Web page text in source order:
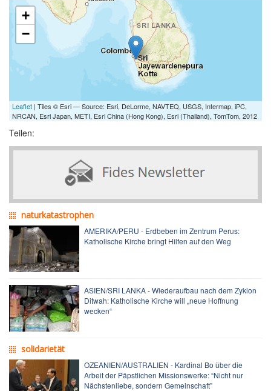
+
−
Leaflet | Tiles © Esri — Source: Esri, DeLorme, NAVTEQ, USGS, Intermap, iPC,
NRCAN, Esri Japan, METI, Esri China (Hong Kong), Esri (Thailand), TomTom, 2012
Teilen:
naturkatastrophen
AMERIKA/PERU - Erdbeben im Zentrum Perus:
Katholische Kirche bringt Hilfen auf den Weg
ASIEN/SRI LANKA - Wiederaufbau nach dem Zyklon
Ditwah: Katholische Kirche will „neue Hoffnung
wecken“
solidarietät
OZEANIEN/AUSTRALIEN - Kardinal Bo über die
Arbeit der Päpstlichen Missionswerke: “Nicht nur
Nächstenliebe, sondern Gemeinschaft”